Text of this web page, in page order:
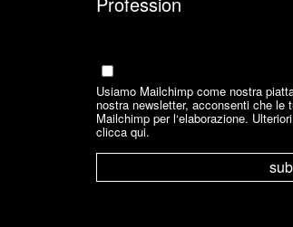
Usiamo Mailchimp come nostra
nostra newsletter, acconsenti che le
Mailchimp per l‘elaborazione.
clicca qui.